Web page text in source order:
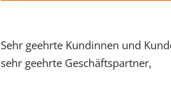
Sehr geehrte Kundinnen und
sehr geehrte Geschäftspartner,